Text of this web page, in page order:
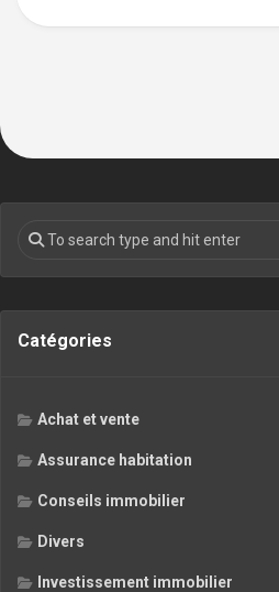
Catégories
Achat et vente
Assurance habitation
Conseils immobilier
Divers
Investissement immobilier